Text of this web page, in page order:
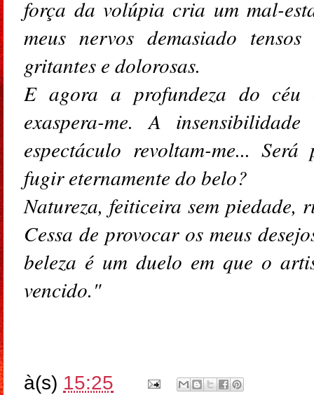
força da volúpia cria um mal-
meus nervos demasiado
gritantes e dolorosas.
E agora a profundeza do céu
exaspera-me. A
espectáculo revoltam-me...
fugir eternamente do belo?
Natureza, feiticeira sem piedade,
Cessa de provocar os meus
beleza é um duelo em que o
vencido."
à(s) 15:25